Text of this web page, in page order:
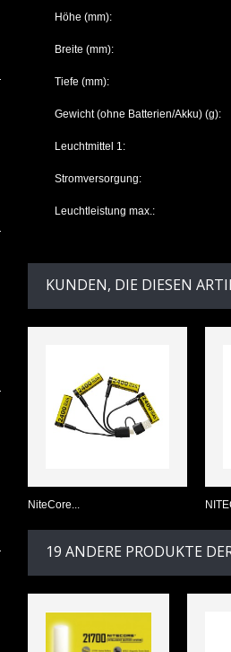
Höhe (mm):
Breite (mm):
Tiefe (mm):
Gewicht (ohne Batterien/Akku) (g):
Leuchtmittel 1:
Stromversorgung:
Leuchtleistung max.:
KUNDEN, DIE DIESEN
NiteCore...
19 ANDERE PRODUKTE